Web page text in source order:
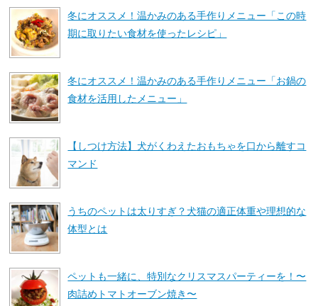
冬にオススメ！温かみのある手作りメニュー「この時
期に取りたい食材を使ったレシピ」
冬にオススメ！温かみのある手作りメニュー「お鍋の
食材を活用したメニュー」
【しつけ方法】犬がくわえたおもちゃを口から離すコ
マンド
うちのペットは太りすぎ？犬猫の適正体重や理想的な
体型とは
ペットも一緒に、特別なクリスマスパーティーを！〜
肉詰めトマトオーブン焼き〜